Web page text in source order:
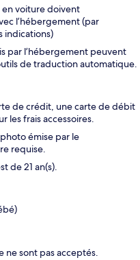
en voiture doivent
l’hébergement (par
indications)
par l’hébergement peuvent
de traduction automatique.
de crédit, une carte de débit
les frais accessoires.
émise par le
requise.
de 21 an(s).
ne sont pas acceptés.